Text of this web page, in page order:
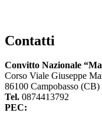
Contatti
Convitto Nazionale
Corso Viale Giuseppe
86100 Campobasso (CB)
Tel. 0874413792
PEC: